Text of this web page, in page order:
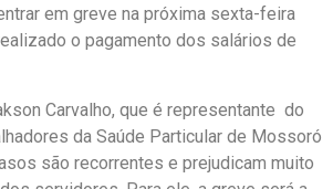
em greve na próxima sexta-feira
o pagamento dos salários de
Carvalho, que é representante do
da Saúde Particular de Mossoró
são recorrentes e prejudicam muito